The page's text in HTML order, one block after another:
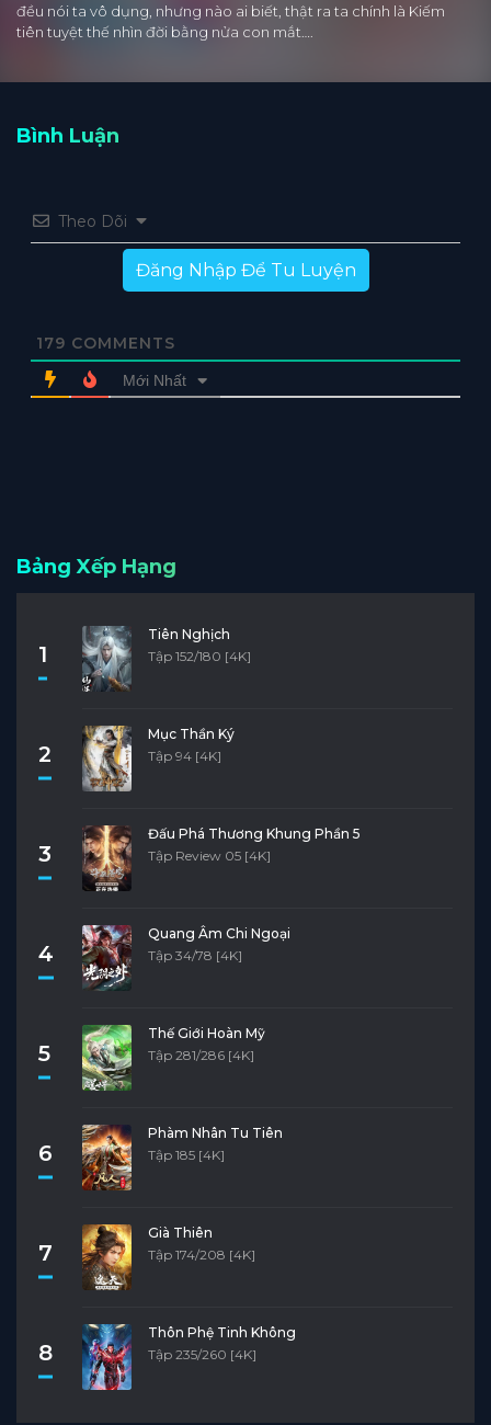
đều nói ta vô dụng, nhưng nào ai biết, thật ra ta chính là Kiếm
tiên tuyệt thế nhìn đời bằng nửa con mắt….
Bình Luận
Theo Dõi
Đăng Nhập Để Tu Luyện
179 COMMENTS
Mới Nhất
Bảng Xếp Hạng
1
Tiên Nghịch
Tập 152/180 [4K]
2
Mục Thần Ký
Tập 94 [4K]
3
Đấu Phá Thương Khung Phần 5
Tập Review 05 [4K]
4
Quang Âm Chi Ngoại
Tập 34/78 [4K]
5
Thế Giới Hoàn Mỹ
Tập 281/286 [4K]
6
Phàm Nhân Tu Tiên
Tập 185 [4K]
7
Già Thiên
Tập 174/208 [4K]
8
Thôn Phệ Tinh Không
Tập 235/260 [4K]